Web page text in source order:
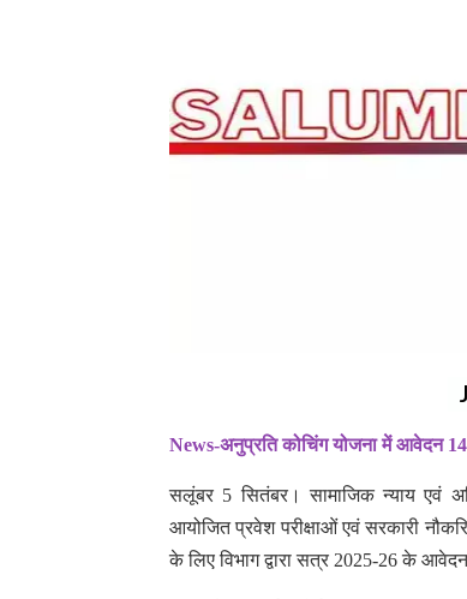
News-अनुप्रति कोचिंग योजना में आवेदन
सलूंबर 5 सितंबर। सामाजिक न्याय एवं
आयोजित प्रवेश परीक्षाओं एवं सरकारी
के लिए विभाग द्वारा सत्र 2025-26 के